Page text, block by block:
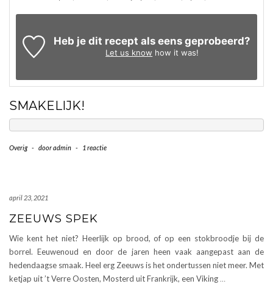
Heb je dit recept als eens geprobeerd?
Let us know how it was!
SMAKELIJK!
Overig - dooradmin - 1 reactie
april 23, 2021
ZEEUWS SPEK
Wie kent het niet? Heerlijk op brood, of op een stokbroodje bij de
borrel. Eeuwenoud en door de jaren heen vaak aangepast aan de
hedendaagse smaak. Heel erg Zeeuws is het ondertussen niet meer. Met
ketjap uit ’t Verre Oosten, Mosterd uit Frankrijk, een Viking …